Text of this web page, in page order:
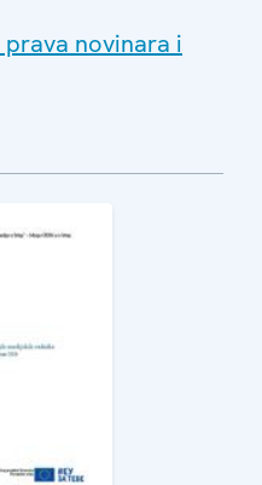
novinara i